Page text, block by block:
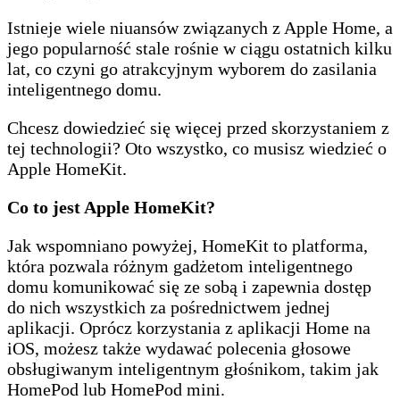
Istnieje wiele niuansów związanych z Apple Home, a
jego popularność stale rośnie w ciągu ostatnich kilku
lat, co czyni go atrakcyjnym wyborem do zasilania
inteligentnego domu.
Chcesz dowiedzieć się więcej przed skorzystaniem z
tej technologii? Oto wszystko, co musisz wiedzieć o
Apple HomeKit.
Co to jest Apple HomeKit?
Jak wspomniano powyżej, HomeKit to platforma,
która pozwala różnym gadżetom inteligentnego
domu komunikować się ze sobą i zapewnia dostęp
do nich wszystkich za pośrednictwem jednej
aplikacji. Oprócz korzystania z aplikacji Home na
iOS, możesz także wydawać polecenia głosowe
obsługiwanym inteligentnym głośnikom, takim jak
HomePod lub HomePod mini.